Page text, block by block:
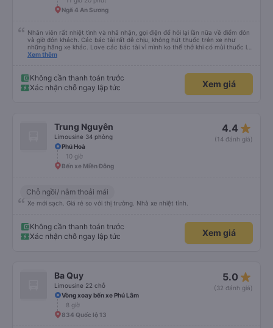
Ngã 4 An Sương
Nhân viên rất nhiệt tình và nhã nhặn, gọi điện để hỏi lại lần nữa về điểm đón
và giờ đón khách. Các bác tài rất dễ chịu, không hút thuốc trên xe như
những hãng xe khác. Love các bác tài vì mình ko thể thở khi có mùi thuốc lá.
Xe đẹp, có đèn riêng có thể tự tắt mở khi cần. Sạch sẽ lắm, kính xe sạch và
thoải mái. Nhưng hình như bề ngang của dãy sát kính có hơi nhỏ hơn 1 xíu.
Điểm trừ lớn là có wifi nhưng không xài được. Mong nhà xe đầu tư cho wifi
hơn. Xe có tới 2 bác tài và 1 anh phục vụ, đội ngũ tổng cộng 3 người, và họ
Xem thêm
Không cần thanh toán trước
Xác nhận chỗ ngay lập tức
Xem giá
Trung Nguyên
Limousine 34 phòng
4.4 star_rate
(14 đánh giá)
Phú Hoà
10 giờ
Bến xe Miền Đông
Chỗ ngồi/ nằm thoải mái
Xe mới sạch. Giá rẻ so với thị trường. Nhà xe nhiệt tình.
Không cần thanh toán trước
Xác nhận chỗ ngay lập tức
Xem giá
Ba Quy
Limousine 22 chỗ
5.0 star_rate
(32 đánh giá)
Vòng xoay bến xe Phú Lâm
8 giờ
834 Quốc lộ 13